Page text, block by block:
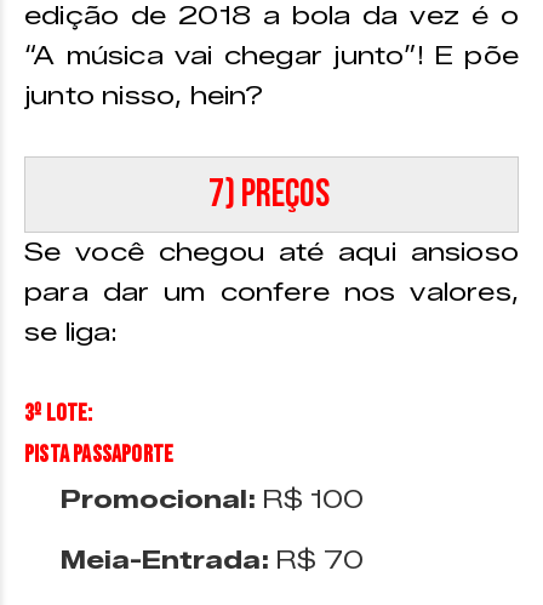
edição de 2018 a bola da vez é o
“A música vai chegar junto”! E põe
junto nisso, hein?
7) Preços
Se você chegou até aqui ansioso
para dar um confere nos valores,
se liga:
3º Lote:
PISTA PASSAPORTE
Promocional: R$ 100
Meia-Entrada: R$ 70